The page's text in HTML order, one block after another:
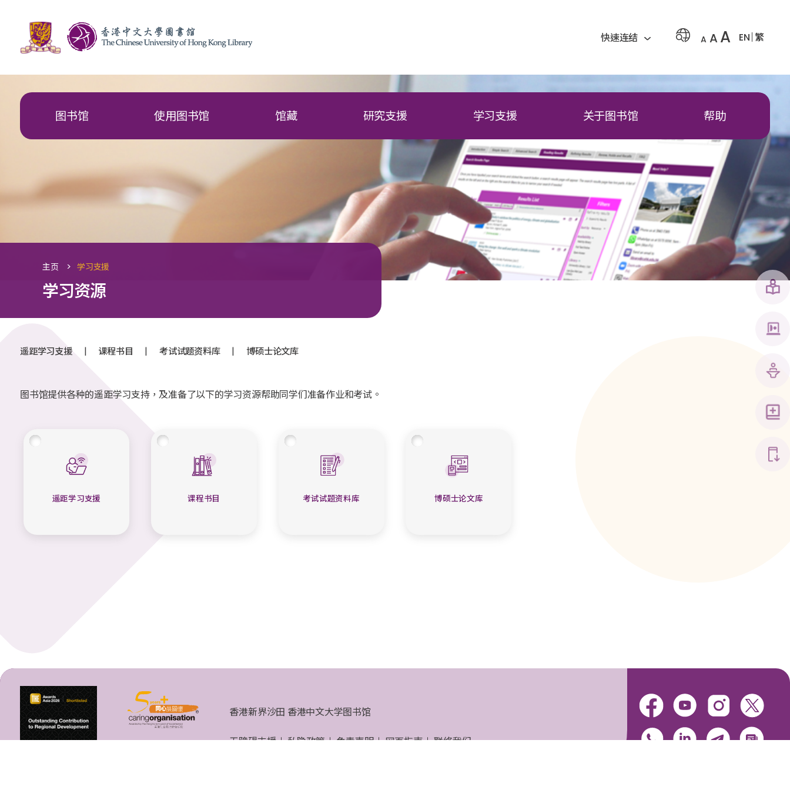
快速连结 A A A EN 繁
图书馆 使用图书馆 馆藏 研究支援 学习支援 关于图书馆 帮助
主页 > 学习支援
学习资源
遥距学习支援 | 课程书目 | 考试试题资料库 | 博硕士论文库
图书馆提供各种的遥距学习支持，及准备了以下的学习资源帮助同学们准备作业和考试。
遥距学习支援 课程书目 考试试题资料库 博硕士论文库
香港新界沙田 香港中文大学图书馆
无障碍支援 私隐政策 免责声明 网页指南
联络我们